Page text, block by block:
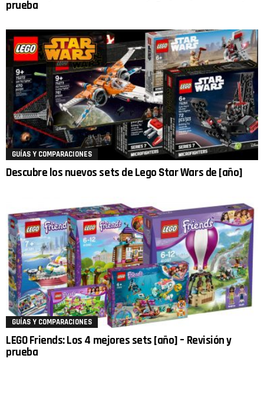
prueba
GUÍAS Y COMPARACIONES
Descubre los nuevos sets de Lego Star Wars de [año]
GUÍAS Y COMPARACIONES
LEGO Friends: Los 4 mejores sets [año] – Revisión y
prueba